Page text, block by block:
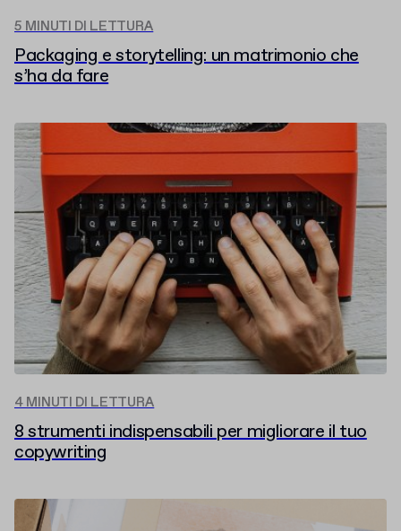
5 MINUTI DI LETTURA
Packaging e storytelling: un matrimonio che
s’ha da fare
4 MINUTI DI LETTURA
8 strumenti indispensabili per migliorare il tuo
copywriting